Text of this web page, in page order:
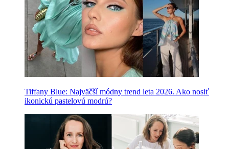
Tiffany Blue: Najväčší módny trend leta 2026. Ako nosiť
ikonickú pastelovú modrú?